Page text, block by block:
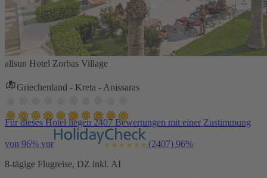
allsun Hotel Zorbas Village
Griechenland - Kreta - Anissaras
Für dieses Hotel liegen 2407 Bewertungen mit einer Zustimmung
von 96% vor (2407) 96%
8-tägige Flugreise, DZ inkl. AI